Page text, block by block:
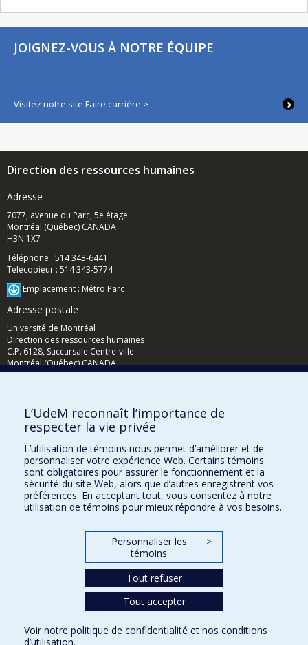
JOIGNEZ-VOUS À NOTRE ÉQUIPE
Visitez notre site Faire carrière >
Direction des ressources humaines
Adresse
7077, avenue du Parc, 5e étage
Montréal (Québec) CANADA
H3N 1X7
Téléphone : 514 343-6441
Télécopieur : 514 343-5774
Emplacement : Métro Parc
Adresse postale
Université de Montréal
Direction des ressources humaines
C.P. 6128, Succursale Centre-ville
Montréal (Québec) CANADA
H3C 3J7
Complétez lademande d'aide en ligne.
Conditions d’utilisation
L’UdeM reconnaît l’importance de
respecter la vie privée
L’utilisation de témoins nous permet d’améliorer et de
personnaliser votre expérience Web. Certains témoins
sont obligatoires pour assurer le fonctionnement et la
sécurité du site Web, alors que d’autres enregistrent vos
préférences. En acceptant tout, vous consentez à notre
utilisation de témoins pour mieux répondre à vos besoins.
Personnaliser les
témoins
>
Tout refuser
Tout accepter
Voir notre politique de confidentialité et nos conditions
d’utilisation.